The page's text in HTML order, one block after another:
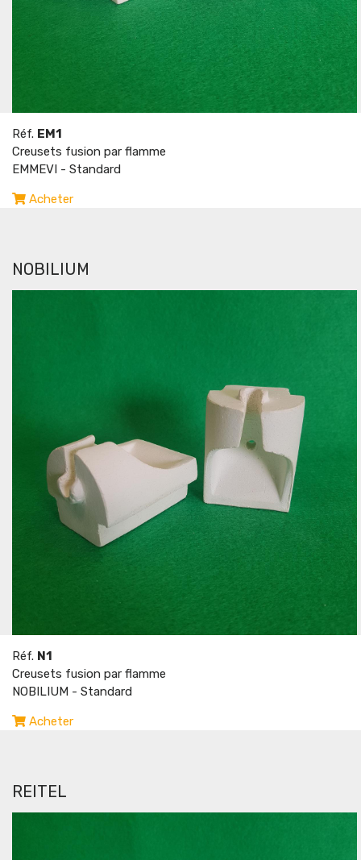
Réf. EM1
Creusets fusion par flamme
EMMEVI - Standard
Acheter
NOBILIUM
Réf. N1
Creusets fusion par flamme
NOBILIUM - Standard
Acheter
REITEL